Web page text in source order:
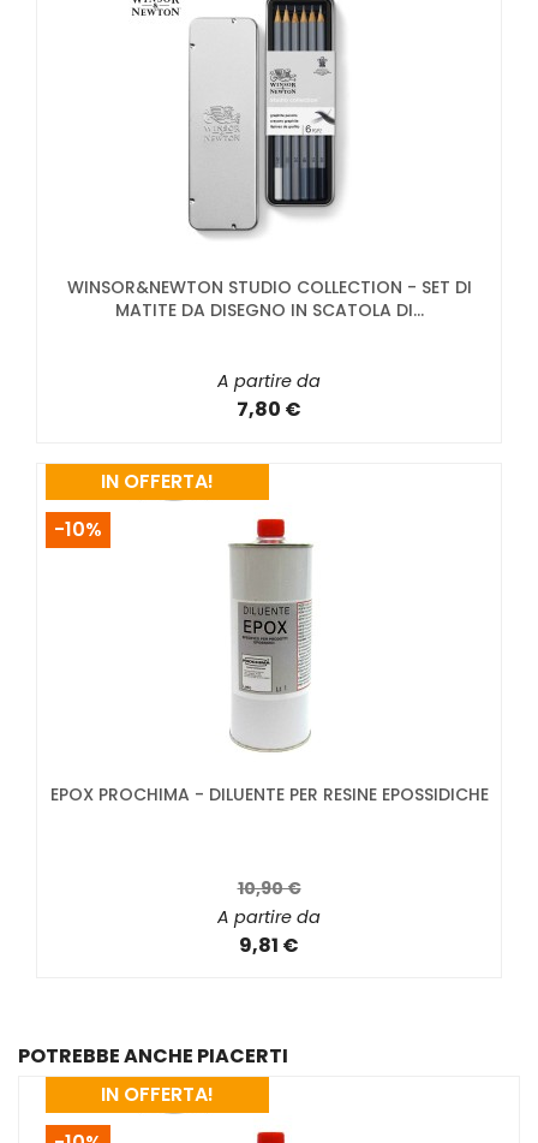
WINSOR&NEWTON STUDIO COLLECTION - SET DI
MATITE DA DISEGNO IN SCATOLA DI...
A partire da
7,80 €
EPOX PROCHIMA - DILUENTE PER RESINE EPOSSIDICHE
10,90 €
A partire da
9,81 €
IN OFFERTA!
-10%
POTREBBE ANCHE PIACERTI
IN OFFERTA!